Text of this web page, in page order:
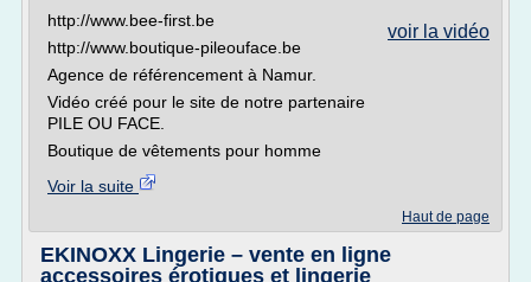
voir la vidéo
http://www.bee-first.be
http://www.boutique-pileouface.be
Agence de référencement à Namur.
Vidéo créé pour le site de notre partenaire
PILE OU FACE.
Boutique de vêtements pour homme
Voir la suite
Haut de page
EKINOXX Lingerie – vente en ligne
accessoires érotiques et lingerie